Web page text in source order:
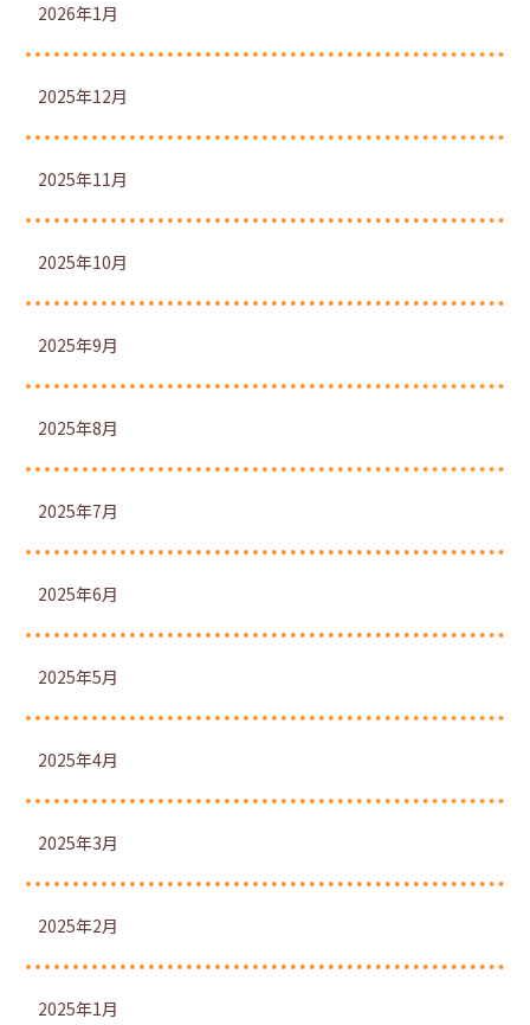
2026年1月
2025年12月
2025年11月
2025年10月
2025年9月
2025年8月
2025年7月
2025年6月
2025年5月
2025年4月
2025年3月
2025年2月
2025年1月